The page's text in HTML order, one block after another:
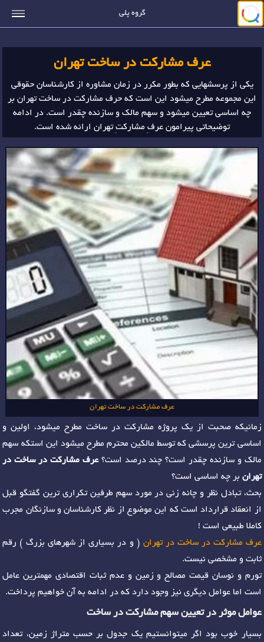
گروه پلی جستجو
عرف مشارکت در ساخت تهران
یکی از پرسشهایی که بطور مکرر در زمان مشاوره از کارشناسان حقوقی
این مجموعه مطرح میشود این است که حرف مشارکت در ساخت تهران بر
چه اساسی تعیین میشود و سهم مالک و سازنده چقدر است. در ادامه
توضیحاتی پیرامون عرفِ مشارکتِ تهران ارائه شده است.
عرف مشارکت در ساخت تهران
زمانیکه صحبت از یک پروژه مشارکت در ساخت مطرح میشود، اولین و
اساسی ترین پرسشی که توسط مالکین محترم مطرح میشود این استکه سهم
مالک و سازنده چقدر است؟ چند درصد است؟عرف مشارکت در ساخت در
تهران بر چه اساسی است؟
بحث، تبادل نظر و چانه زنی در مورد سهم طرفین تکراری ترین گفتگو قبل
از انعقاد قرارداد است که این موضوع از نظر کارشناسان و سازنگان مجرب
کاملا طبیعی است !
عرف مشارکت در ساخت در تهران ( و در بسیاری از شهرهای بزرگ ) رقم
ثابت و مشخصی نیست.
تورم و نوسان قیمت مصالح و زمین و عدم ثبات اقتصادی مهمترین عامل
است اما عوامل دیگری نیز وجود دارد که در ادامه به آن خواهیم پرداخت.
عوامل موثر در تعیین سهم مشارکت در ساخت
بسیار خوب بود اگر میتوانستیم یک جدول بر حسب متراژ زمین، تعداد